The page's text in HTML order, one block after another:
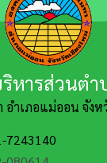
หารส่วนต
อำเภอแม่ออน จังห
7243140